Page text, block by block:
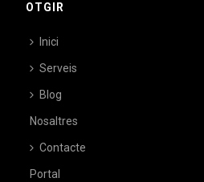
OTGIR
Inici
Serveis
Blog
Nosaltres
Contacte
Portal